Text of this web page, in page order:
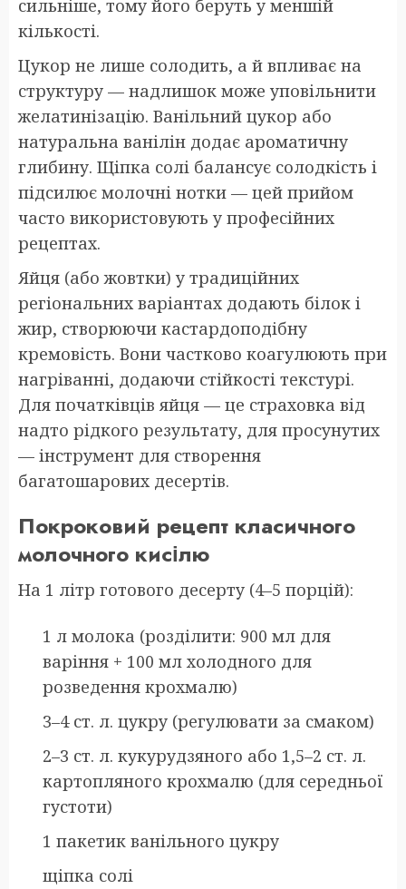
сильніше, тому його беруть у меншій
кількості.
Цукор не лише солодить, а й впливає на
структуру — надлишок може уповільнити
желатинізацію. Ванільний цукор або
натуральна ванілін додає ароматичну
глибину. Щіпка солі балансує солодкість і
підсилює молочні нотки — цей прийом
часто використовують у професійних
рецептах.
Яйця (або жовтки) у традиційних
регіональних варіантах додають білок і
жир, створюючи кастардоподібну
кремовість. Вони частково коагулюють при
нагріванні, додаючи стійкості текстурі.
Для початківців яйця — це страховка від
надто рідкого результату, для просунутих
— інструмент для створення
багатошарових десертів.
Покроковий рецепт класичного
молочного кисілю
На 1 літр готового десерту (4–5 порцій):
1 л молока (розділити: 900 мл для
варіння + 100 мл холодного для
розведення крохмалю)
3–4 ст. л. цукру (регулювати за смаком)
2–3 ст. л. кукурудзяного або 1,5–2 ст. л.
картопляного крохмалю (для середньої
густоти)
1 пакетик ванільного цукру
щіпка солі